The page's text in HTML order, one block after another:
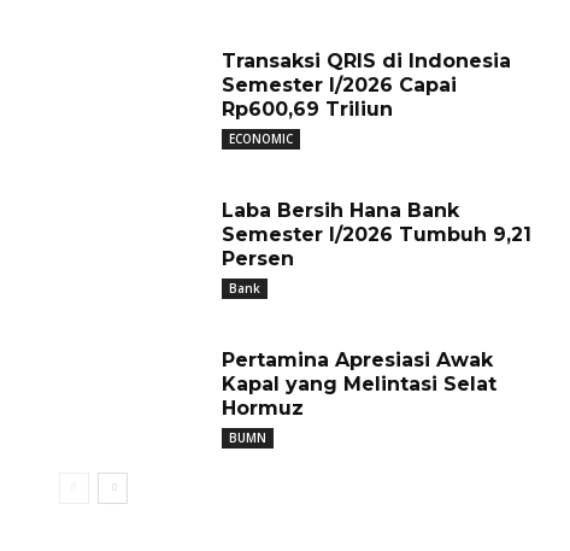
Transaksi QRIS di Indonesia
Semester I/2026 Capai
Rp600,69 Triliun
ECONOMIC
Laba Bersih Hana Bank
Semester I/2026 Tumbuh 9,21
Persen
Bank
Pertamina Apresiasi Awak
Kapal yang Melintasi Selat
Hormuz
BUMN